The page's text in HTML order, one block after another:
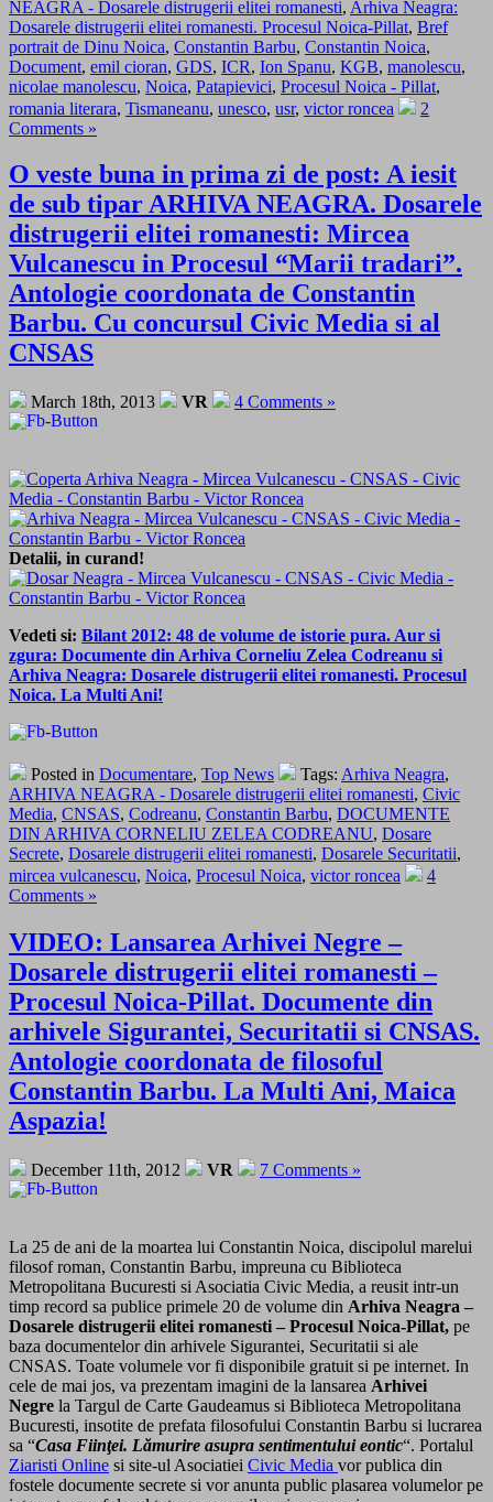
NEAGRA - Dosarele distrugerii elitei romanesti, Arhiva Neagra:
Dosarele distrugerii elitei romanesti. Procesul Noica-Pillat, Bref
portrait de Dinu Noica, Constantin Barbu, Constantin Noica,
Document, emil cioran, GDS, ICR, Ion Spanu, KGB, manolescu,
nicolae manolescu, Noica, Patapievici, Procesul Noica - Pillat,
romania literara, Tismaneanu, unesco, usr, victor roncea
2
Comments »
O veste buna in prima zi de post: A iesit
de sub tipar ARHIVA NEAGRA. Dosarele
distrugerii elitei romanesti: Mircea
Vulcanescu in Procesul “Marii tradari”.
Antologie coordonata de Constantin
Barbu. Cu concursul Civic Media si al
CNSAS
March 18th, 2013 VR 4 Comments »
Detalii, in curand!
Vedeti si: Bilant 2012: 48 de volume de istorie pura. Aur si
zgura: Documente din Arhiva Corneliu Zelea Codreanu si
Arhiva Neagra: Dosarele distrugerii elitei romanesti. Procesul
Noica. La Multi Ani!
Posted in Documentare, Top News Tags: Arhiva Neagra,
ARHIVA NEAGRA - Dosarele distrugerii elitei romanesti, Civic
Media, CNSAS, Codreanu, Constantin Barbu, DOCUMENTE
DIN ARHIVA CORNELIU ZELEA CODREANU, Dosare
Secrete, Dosarele distrugerii elitei romanesti, Dosarele Securitatii,
mircea vulcanescu, Noica, Procesul Noica, victor roncea
4
Comments »
VIDEO: Lansarea Arhivei Negre –
Dosarele distrugerii elitei romanesti –
Procesul Noica-Pillat. Documente din
arhivele Sigurantei, Securitatii si CNSAS.
Antologie coordonata de filosoful
Constantin Barbu. La Multi Ani, Maica
Aspazia!
December 11th, 2012 VR 7 Comments »
La 25 de ani de la moartea lui Constantin Noica, discipolul marelui
filosof roman, Constantin Barbu, impreuna cu Biblioteca
Metropolitana Bucuresti si Asociatia Civic Media, a reusit intr-un
timp record sa publice primele 20 de volume din Arhiva Neagra –
Dosarele distrugerii elitei romanesti – Procesul Noica-Pillat, pe
baza documentelor din arhivele Sigurantei, Securitatii si ale
CNSAS. Toate volumele vor fi disponibile gratuit si pe internet. In
cele de mai jos, va prezentam imagini de la lansarea Arhivei
Negre la Targul de Carte Gaudeamus si Biblioteca Metropolitana
Bucuresti, insotite de prefata filosofului Constantin Barbu si lucrarea
sa “Casa Fiinţei. Lămurire asupra sentimentului eontic“. Portalul
Ziaristi Online si site-ul Asociatiei Civic Media vor publica din
fostele documente secrete si vor anunta public plasarea volumelor pe